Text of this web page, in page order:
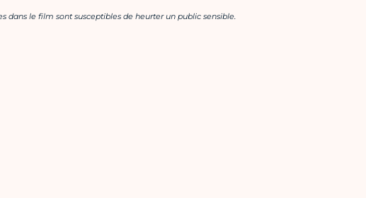
dans le film sont susceptibles de heurter un public sensible.